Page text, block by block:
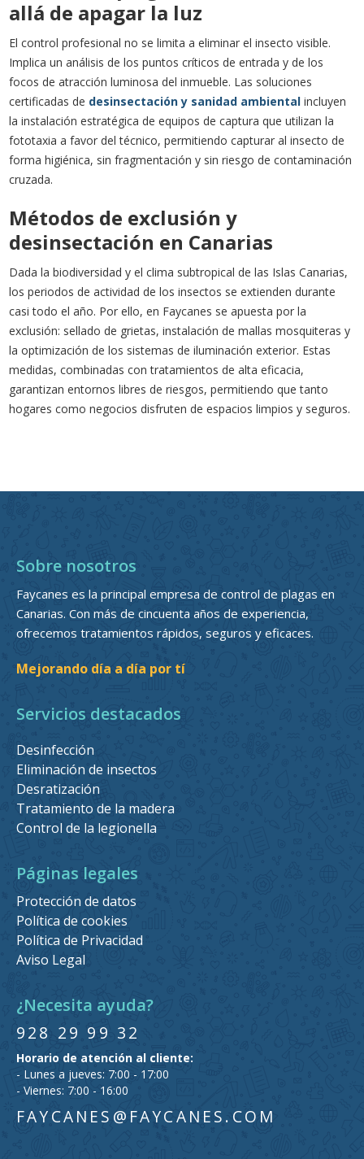
allá de apagar la luz
El control profesional no se limita a eliminar el insecto visible.
Implica un análisis de los puntos críticos de entrada y de los
focos de atracción luminosa del inmueble. Las soluciones
certificadas de desinsectación y sanidad ambiental incluyen
la instalación estratégica de equipos de captura que utilizan la
fototaxia a favor del técnico, permitiendo capturar al insecto de
forma higiénica, sin fragmentación y sin riesgo de contaminación
cruzada.
Métodos de exclusión y
desinsectación en Canarias
Dada la biodiversidad y el clima subtropical de las Islas Canarias,
los periodos de actividad de los insectos se extienden durante
casi todo el año. Por ello, en Faycanes se apuesta por la
exclusión: sellado de grietas, instalación de mallas mosquiteras y
la optimización de los sistemas de iluminación exterior. Estas
medidas, combinadas con tratamientos de alta eficacia,
garantizan entornos libres de riesgos, permitiendo que tanto
hogares como negocios disfruten de espacios limpios y seguros.
Sobre nosotros
Faycanes es la principal empresa de control de plagas en
Canarias. Con más de cincuenta años de experiencia,
ofrecemos tratamientos rápidos, seguros y eficaces.
Mejorando día a día por tí
Servicios destacados
Desinfección
Eliminación de insectos
Desratización
Tratamiento de la madera
Control de la legionella
Páginas legales
Protección de datos
Política de cookies
Política de Privacidad
Aviso Legal
¿Necesita ayuda?
928 29 99 32
Horario de atención al cliente:
- Lunes a jueves: 7:00 - 17:00
- Viernes: 7:00 - 16:00
FAYCANES@FAYCANES.COM